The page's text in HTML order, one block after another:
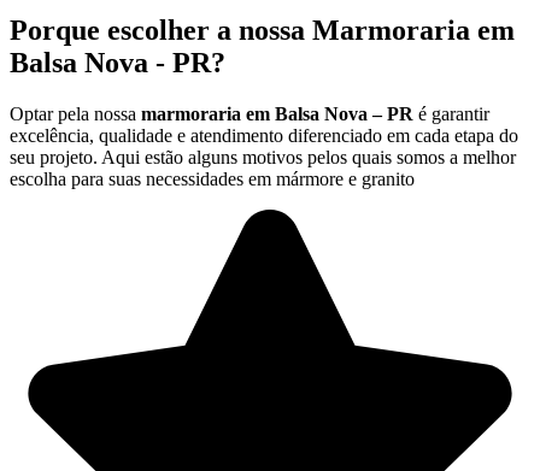
Porque escolher a nossa Marmoraria em
Balsa Nova - PR?
Optar pela nossa marmoraria em Balsa Nova – PR é garantir
excelência, qualidade e atendimento diferenciado em cada etapa do
seu projeto. Aqui estão alguns motivos pelos quais somos a melhor
escolha para suas necessidades em mármore e granito